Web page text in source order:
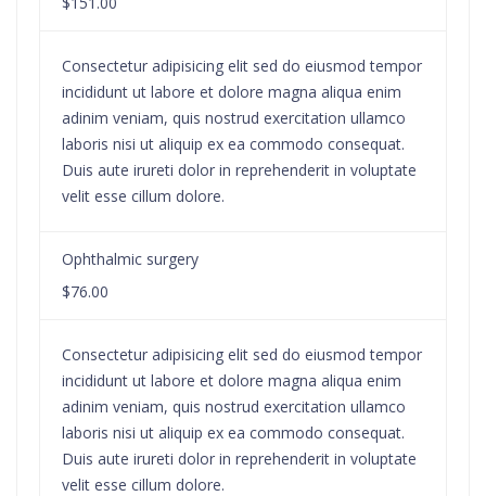
Consectetur adipisicing elit sed do eiusmod tempor
incididunt ut labore et dolore magna aliqua enim
adinim veniam, quis nostrud exercitation ullamco
laboris nisi ut aliquip ex ea commodo consequat.
Duis aute irureti dolor in reprehenderit in voluptate
velit esse cillum dolore.
Ophthalmic surgery
$76.00
Consectetur adipisicing elit sed do eiusmod tempor
incididunt ut labore et dolore magna aliqua enim
adinim veniam, quis nostrud exercitation ullamco
laboris nisi ut aliquip ex ea commodo consequat.
Duis aute irureti dolor in reprehenderit in voluptate
velit esse cillum dolore.